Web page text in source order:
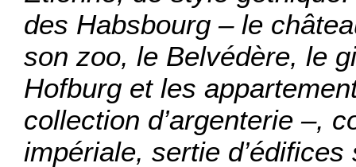
des Habsbourg – le
son zoo, le Belvédère, le
Hofburg et les
collection d’argenterie –,
impériale, sertie